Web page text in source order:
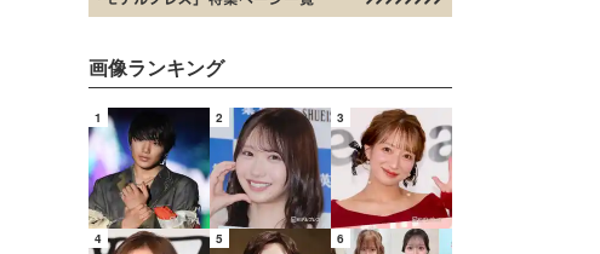
画像ランキング
1 2 3
4 5 6